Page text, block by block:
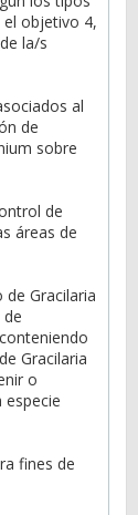
el objetivo 4,
la/s
al
de
sobre
de
áreas de
Gracilaria
Gracilaria
o
especie
fines de